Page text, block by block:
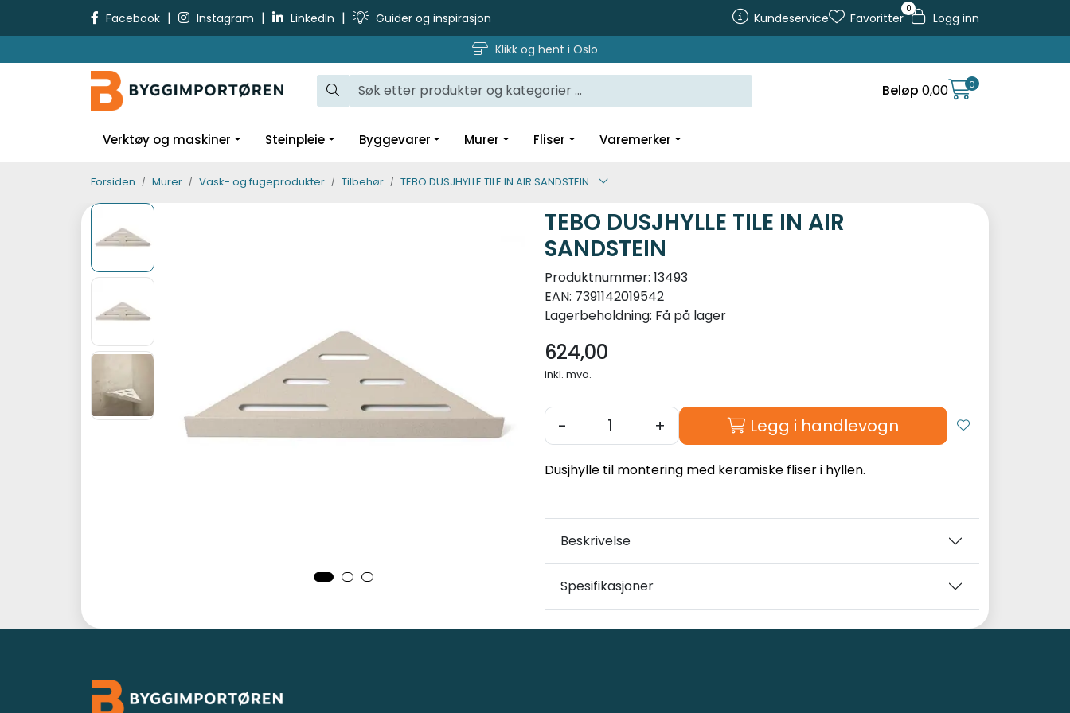
Skip to main content
Facebook | Instagram | LinkedIn | Guider og inspirasjon Kundeservice
0
Favoritter
Logg inn
Klikk og hent i Oslo
Beløp 0,00 0
Verktøy og maskiner Steinpleie Byggevarer Murer Fliser Varemerker
Forsiden Murer Vask- og fugeprodukter Tilbehør TEBO DUSJHYLLE TILE IN AIR SANDSTEIN
TEBO DUSJHYLLE TILE IN AIR
SANDSTEIN
Produktnummer: 13493
EAN: 7391142019542
Lagerbeholdning: Få på lager
624,00
inkl. mva.
- + Legg i handlevogn
Dusjhylle til montering med keramiske fliser i hyllen.
Beskrivelse
Spesifikasjoner